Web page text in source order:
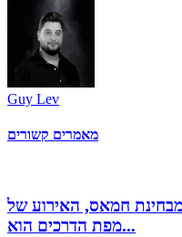
Guy Lev
מאמרים קשורים
חמאס, האירוע של
מפת הדרכים הוא...